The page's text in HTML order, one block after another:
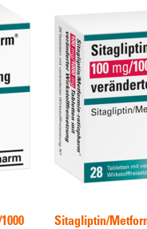
Sitagliptin/